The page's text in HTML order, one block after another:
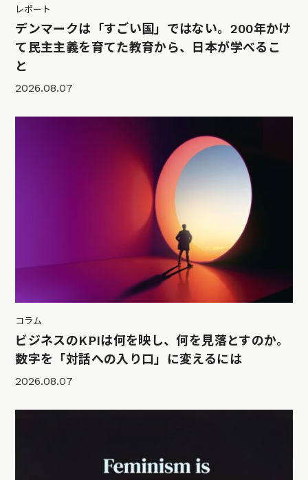
レポート
デンマークは「すごい国」ではない。200年かけ
て民主主義を育てた教育から、日本が学べるこ
と
2026.08.07
コラム
ビジネスのKPIは何を映し、何を見落とすのか。
数字を「対話への入り口」に変えるには
2026.08.07